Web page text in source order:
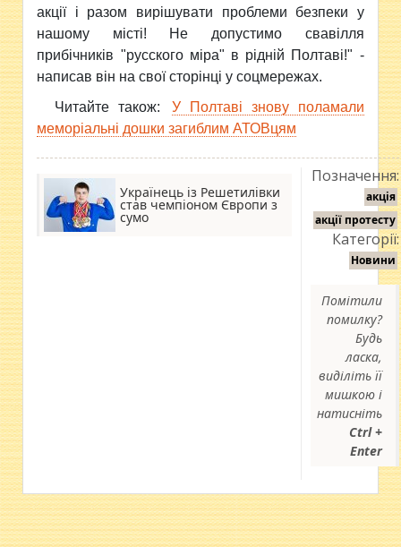
акції і разом вирішувати проблеми безпеки у
нашому місті! Не допустимо свавілля
прибічників "русского міра" в рідній Полтаві!" -
написав він на свої сторінці у соцмережах.
Читайте також:
У Полтаві знову поламали
меморіальні дошки загиблим АТОВцям
Українець із Решетилівки
став чемпіоном Європи з
сумо
Позначення:
акція
акції протесту
Категорії:
Новини
Помітили
помилку?
Будь
ласка,
виділіть її
мишкою і
натисніть
Ctrl +
Enter